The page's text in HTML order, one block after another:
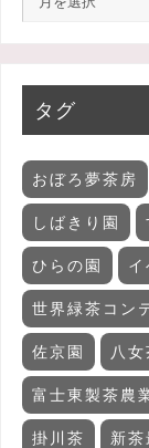
タグ
おぼろ夢茶房
しばきり園
ひらの園 イ
世界緑茶コン
佐京園 八女
富士東製茶農
掛川茶 新茶